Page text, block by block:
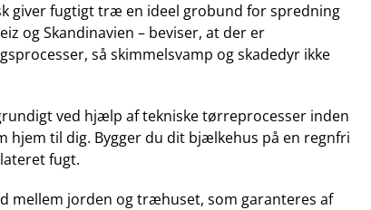
giver fugtigt træ en ideel grobund for spredning
og Skandinavien – beviser, at der er
så skimmelsvamp og skadedyr ikke
ved hjælp af tekniske tørreprocesser inden
til dig. Bygger du dit bjælkehus på en regnfri
fugt.
mellem jorden og træhuset, som garanteres af